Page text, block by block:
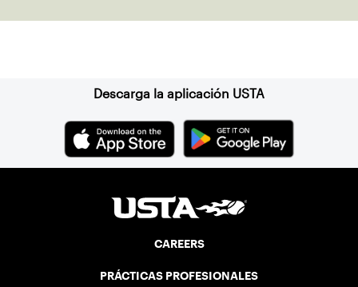
Descarga la aplicación USTA
CAREERS
PRÁCTICAS PROFESIONALES